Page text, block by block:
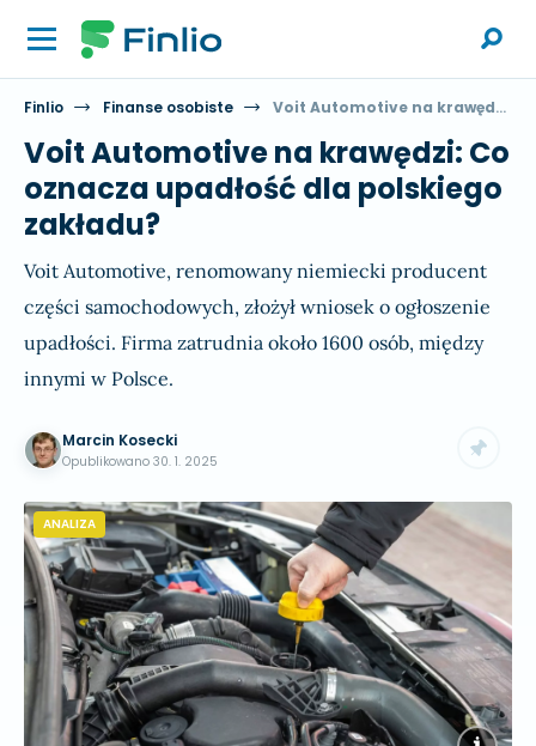
Finlio Finanse osobiste Voit Automotive na krawędzi: Co oznacza upadłość dla polskiego zakładu?
Voit Automotive na krawędzi: Co
oznacza upadłość dla polskiego
zakładu?
Voit Automotive, renomowany niemiecki producent
części samochodowych, złożył wniosek o ogłoszenie
upadłości. Firma zatrudnia około 1600 osób, między
innymi w Polsce.
Marcin Kosecki
Opublikowano 30. 1. 2025
ANALIZA